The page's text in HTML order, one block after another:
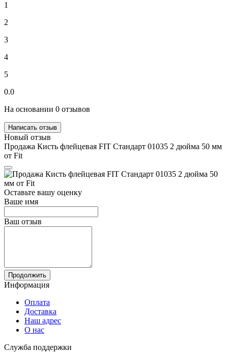
1
2
3
4
5
0.0
На основании 0 отзывов
Написать отзыв
Новый отзыв
Продажа Кисть флейцевая FIT Стандарт 01035 2 дюйма 50 мм
от Fit
Оставьте вашу оценку
Ваше имя
Ваш отзыв
Продолжить
Информация
Оплата
Доставка
Наш адрес
О нас
Служба поддержки